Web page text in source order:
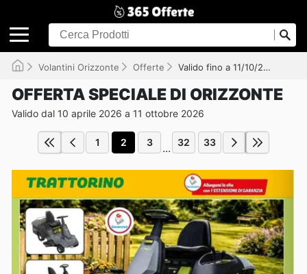
Volantini Orizzonte Offerte Valido fino a 11/10/2026
OFFERTA SPECIALE DI ORIZZONTE
Valido dal 10 aprile 2026 a 11 ottobre 2026
1 2 3 ... 32 33